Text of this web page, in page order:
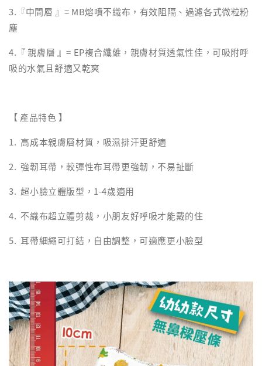
3.『中間層 』= MB熔噴不織布，有效阻隔、過濾各式微粒粉
塵
4.『 親膚層 』= EP複合纖維，親膚材質透氣性佳，可吸附呼
吸的水氣且舒適又乾爽
【 產品特色 】
1. 高成本親膚層材質，吸濕排汗更舒適
2. 強韌耳帶，較彈性布耳帶更強韌，不易扯斷
3. 超小臉立體版型，1-4歲適用
4. 不織布超立體剪裁，小朋友好呼吸才能戴的住
5. 耳帶細繩可打結，自由調整，可適應更小臉型